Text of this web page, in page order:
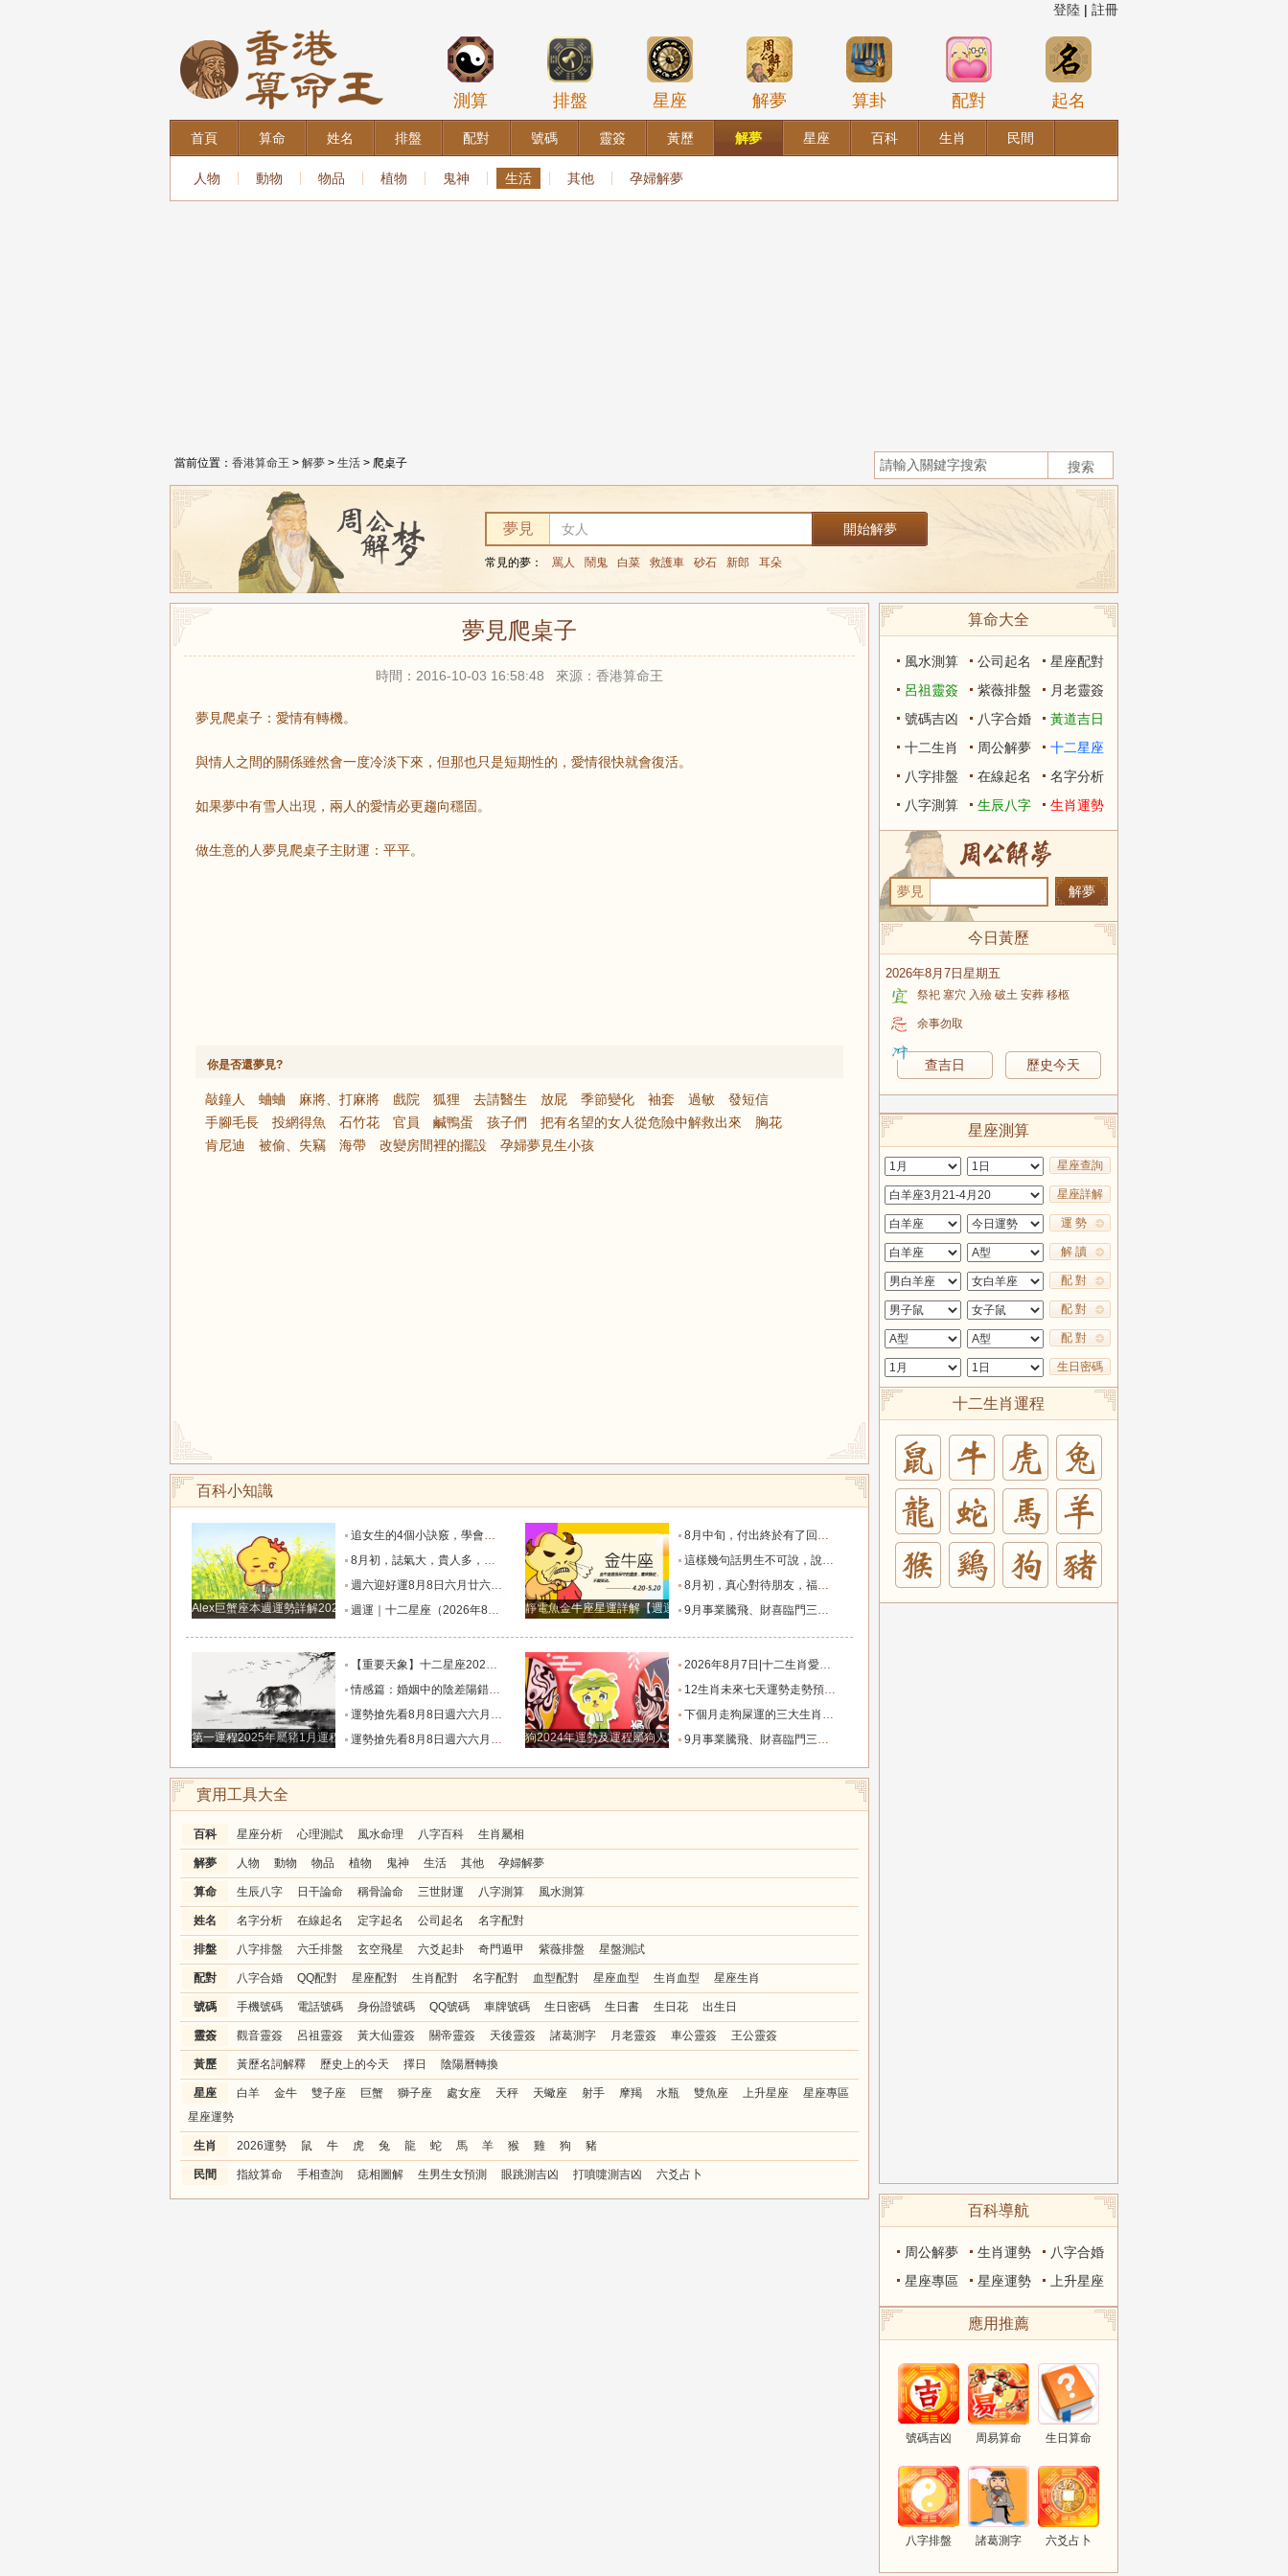
登陸 | 註冊
測算 排盤 星座 解夢 算卦 配對 起名
首頁 算命 姓名 排盤 配對 號碼 靈簽 黃歷 解夢 星座 百科 生肖 民間
人物 動物 物品 植物 鬼神 生活 其他 孕婦解夢
當前位置： 香港算命王 > 解夢 > 生活 > 爬桌子
夢見
常見的夢： 罵人 鬧鬼 白菜 救護車 砂石 新郎 耳朵
夢見爬桌子
時間：2016-10-03 16:58:48 來源：香港算命王
夢見爬桌子：愛情有轉機。
與情人之間的關係雖然會一度冷淡下來，但那也只是短期性的，愛情很快就會復活。
如果夢中有雪人出現，兩人的愛情必更趨向穩固。
做生意的人夢見爬桌子主財運：平平。
你是否還夢見?
敲鐘人 蛐蛐 麻將、打麻將 戲院 狐狸 去請醫生 放屁 季節變化 袖套 過敏
發短信
手腳毛長
投網得魚 石竹花 官員 鹹鴨蛋 孩子們 把有名望的女人從危險中解救出來
胸花
肯尼迪
被偷、失竊 海帶 改變房間裡的擺設 孕婦夢見生小孩
百科小知識
Alex巨蟹座本週運勢詳解2024.12.23-12.29
追女生的4個小訣竅，學會以後輕鬆脫單！_過程_星座_異性
8月初，誌氣大，貴人多，家庭和事業雙豐收的四個星座_人生道路_方面_星象
週六迎好運8月8日六月廿六，吉利的屬相有哪些？_合作_金氣漸_投資
週運｜十二星座（2026年8月10日～8月16日）一週運勢解析_工作時_伴侶_生活
靜電魚金牛座星運詳解【週運2024年12月9日-12月15日】
8月中旬，付出終於有了回報的三個星座，日子一天天好起來_那件_時間_結果
這樣幾句話男生不可說，說了女朋友要分手！_女生_星座_話語
8月初，真心對待朋友，福氣不缺，事業和生意蒸蒸日上的四個星座_合作中_金牛座_雙子座
9月事業騰飛、財喜臨門三大星座_九月_財運_機會
第一運程2025年屬豬1月運程解析
【重要天象】十二星座2026年8月7號運勢：金星移位，狀態提升_事業_綜合_幸運
情感篇：婚姻中的陰差陽錯_小雅_林曉_生活
運勢搶先看8月8日週六六月廿六大勢宜忌與行動指南_易有_時間_波折
運勢搶先看8月8日週六六月廿六大勢宜忌與行動指南_易有_時間_波折
狗2024年運勢及運程屬狗人2024運勢好嗎
2026年8月7日|十二生肖愛情好運榜_感情_情緒_對方
12生肖未來七天運勢走勢預報（2026年8月4日-8月10日）_池池_感情_事業
下個月走狗屎運的三大生肖，出門遇財神，步步高升，紫氣盈門，喜事連連！_龍的_運氣_時候
9月事業騰飛、財喜臨門三大星座_九月_財運_機會
實用工具大全
百科 星座分析 心理測試 風水命理 八字百科 生肖屬相
解夢 人物 動物 物品 植物 鬼神 生活 其他 孕婦解夢
算命 生辰八字 日干論命 稱骨論命 三世財運 八字測算 風水測算
姓名 名字分析 在線起名 定字起名 公司起名 名字配對
排盤 八字排盤 六壬排盤 玄空飛星 六爻起卦 奇門遁甲 紫薇排盤 星盤測試
配對 八字合婚 QQ配對 星座配對 生肖配對 名字配對 血型配對 星座血型 生肖血型 星座生肖
號碼 手機號碼 電話號碼 身份證號碼 QQ號碼 車牌號碼 生日密碼 生日書 生日花 出生日
靈簽 觀音靈簽 呂祖靈簽 黃大仙靈簽 關帝靈簽 天後靈簽 諸葛測字 月老靈簽 車公靈簽 王公靈簽
黃歷 黃歷名詞解釋 歷史上的今天 擇日 陰陽曆轉換
星座 白羊 金牛 雙子座 巨蟹 獅子座 處女座 天秤 天蠍座 射手 摩羯 水瓶 雙魚座 上升星座
星座專區
星座運勢
生肖 2026運勢 鼠 牛 虎 兔 龍 蛇 馬 羊 猴 雞 狗 豬
民間 指紋算命 手相查詢 痣相圖解 生男生女預測 眼跳測吉凶 打噴嚏測吉凶 六爻占卜
算命大全
風水測算 公司起名
星座配對
呂祖靈簽
紫薇排盤
月老靈簽
號碼吉凶
八字合婚
黃道吉日
十二生肖
周公解夢
十二星座
八字排盤
在線起名
名字分析
八字測算
生辰八字 生肖運勢
夢見
今日黃歷
2026年8月7日星期五
祭祀 塞穴 入殮 破土 安葬 移柩
余事勿取
查吉日 歷史今天
星座測算
星座查詢
星座詳解
運 勢
解 讀
配 對
配 對
配 對
生日密碼
十二生肖運程
羊
百科導航
周公解夢 生肖運勢
八字合婚
星座專區
星座運勢 上升星座
應用推薦
號碼吉凶 周易算命 生日算命
八字排盤 諸葛測字 六爻占卜